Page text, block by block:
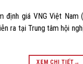
định giá VNG Việt
ra tại Trung tâm hội
XEM CHI TIẾT →